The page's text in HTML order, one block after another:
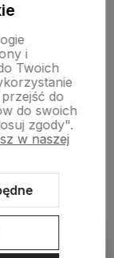
Modern 3.0™
i
Twoich
do
do swoich
zgody".
w naszej